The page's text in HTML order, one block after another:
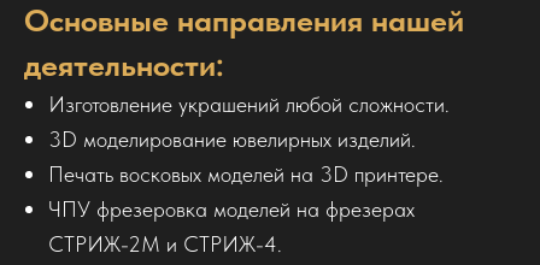
Основные направления нашей
деятельности:
Изготовление украшений любой сложности.
3D моделирование ювелирных изделий.
Печать восковых моделей на 3D принтере.
ЧПУ фрезеровка моделей на фрезерах
СТРИЖ-2М и СТРИЖ-4.